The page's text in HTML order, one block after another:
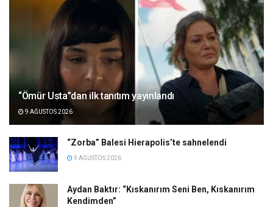
“Ömür Usta”dan ilk tanıtım yayınlandı
9 AĞUSTOS 2026
“Zorba” Balesi Hierapolis’te sahnelendi
9 AĞUSTOS 2026
Aydan Baktır: “Kıskanırım Seni Ben, Kıskanırım
Kendimden”